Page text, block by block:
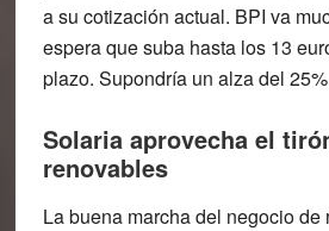
a su cotización actual. BPI va
espera que suba hasta los 13
plazo. Supondría un alza del
Solaria aprovecha el
renovables
La buena marcha del negocio de